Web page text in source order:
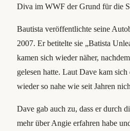
Diva im WWF der Grund für die
Bautista veröffentlichte seine
2007. Er betitelte sie „Batista
kamen sich wieder näher,
gelesen hatte. Laut Dave kam sich
wieder so nahe wie seit Jahren
Dave gab auch zu, dass er durch
mehr über Angie erfahren habe